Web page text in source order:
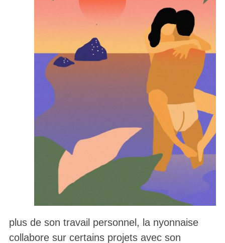
plus de son travail personnel, la nyonnaise
collabore sur certains projets avec son